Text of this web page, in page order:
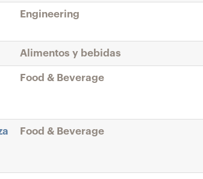
Engineering
Alimentos y bebidas
Food & Beverage
Food & Beverage